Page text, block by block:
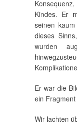
Kindes. Er
seinen
dieses
wurden
Er war die
ein
Wir lachten